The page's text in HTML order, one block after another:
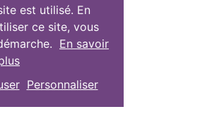
est utilisé. En
ce site, vous
En savoir
Personnaliser